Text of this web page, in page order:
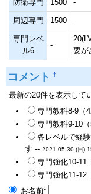
防衛専門 1500 -
周辺専門 1500 -
専門レベ
ル6
-
要が
コメント †
最新の20件を表示して
専門教科8-9（
専門教科9-10
各レベルで経
す -- 2021-05-30 (日)
専門強化10-11
専門強化11-12
お名前: